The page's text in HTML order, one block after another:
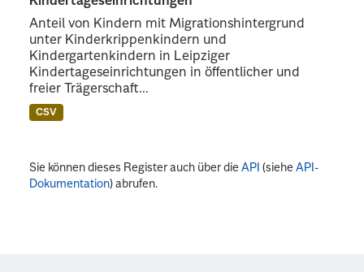
Anteil von Kindern mit Migrationshintergrund
unter Kinderkrippenkindern und
Kindergartenkindern in Leipziger
Kindertageseinrichtungen in öffentlicher und
freier Trägerschaft...
CSV
Sie können dieses Register auch über dieAPI (sieheAPI-
Dokumentation) abrufen.